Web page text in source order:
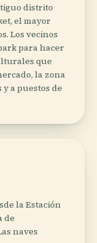
distrito
el mayor
Los vecinos
para hacer
que
la zona
a puestos de
la Estación
de
naves